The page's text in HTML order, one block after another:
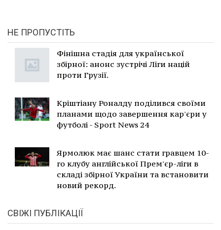
НЕ ПРОПУСТІТЬ
Фінішна стадія для української
збірної: анонс зустрічі Ліги націй
проти Грузії.
Кріштіану Роналду поділився своїми
планами щодо завершення кар'єри у
футболі - Sport News 24
Ярмолюк має шанс стати гравцем 10-
го клубу англійської Прем'єр-ліги в
складі збірної України та встановити
новий рекорд.
СВІЖІ ПУБЛІКАЦІЇ